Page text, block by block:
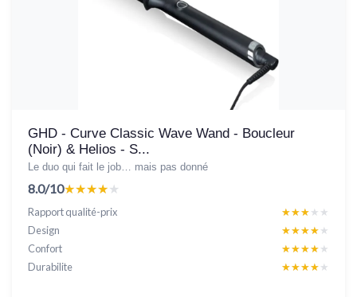
GHD - Curve Classic Wave Wand - Boucleur
(Noir) & Helios - S...
Le duo qui fait le job… mais pas donné
8.0/10★★★★★
★★★★★
Rapport qualité-prix ★★★★★
★★★★★
Design
★★★★★
★★★★★
Confort
★★★★★
★★★★★
Durabilite
★★★★★
★★★★★